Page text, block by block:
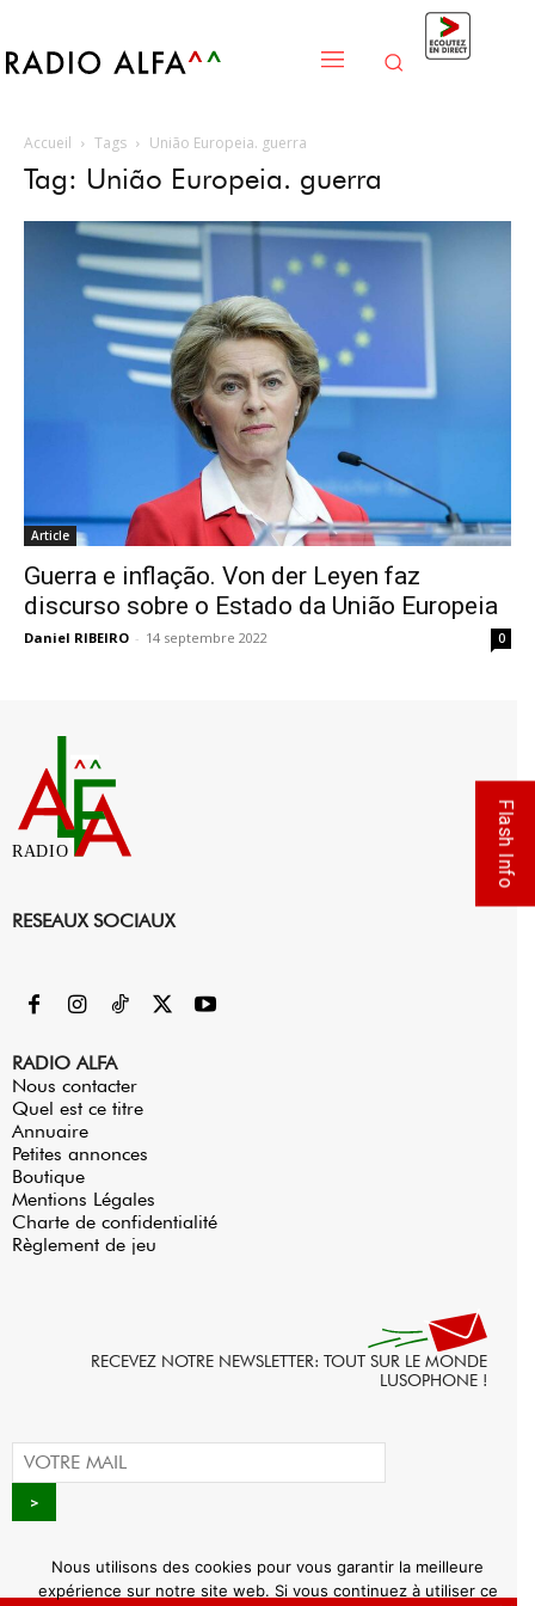
Accueil Tags União Europeia. guerra
Tag: União Europeia. guerra
Article
Guerra e inflação. Von der Leyen faz
discurso sobre o Estado da União Europeia
Daniel RIBEIRO - 14 septembre 2022 0
RADIO
RESEAUX SOCIAUX
RADIO ALFA
Nous contacter
Quel est ce titre
Annuaire
Petites annonces
Boutique
Mentions Légales
Charte de confidentialité
Règlement de jeu
RECEVEZ NOTRE NEWSLETTER: TOUT SUR LE MONDE
LUSOPHONE !
Flash Info
Nous utilisons des cookies pour vous garantir la meilleure
expérience sur notre site web. Si vous continuez à utiliser ce